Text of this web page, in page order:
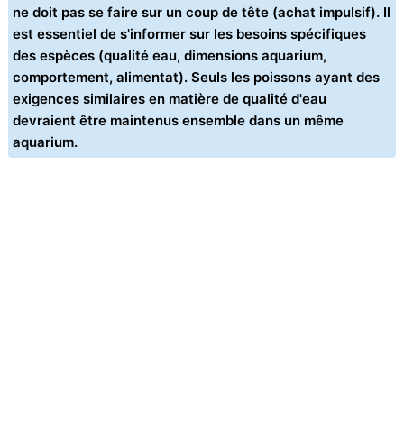
ne doit pas se faire sur un coup de tête (achat impulsif). Il
est essentiel de s'informer sur les besoins spécifiques
des espèces (qualité eau, dimensions aquarium,
comportement, alimentat). Seuls les poissons ayant des
exigences similaires en matière de qualité d'eau
devraient être maintenus ensemble dans un même
aquarium.